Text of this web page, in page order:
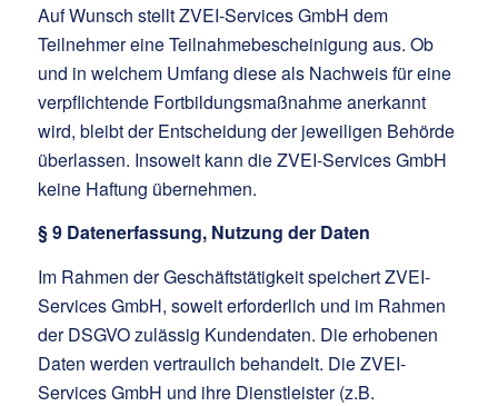
Auf Wunsch stellt ZVEI-Services GmbH dem
Teilnehmer eine Teilnahmebescheinigung aus. Ob
und in welchem Umfang diese als Nachweis für eine
verpflichtende Fortbildungsmaßnahme anerkannt
wird, bleibt der Entscheidung der jeweiligen Behörde
überlassen. Insoweit kann die ZVEI-Services GmbH
keine Haftung übernehmen.
§ 9 Datenerfassung, Nutzung der Daten
Im Rahmen der Geschäftstätigkeit speichert ZVEI-
Services GmbH, soweit erforderlich und im Rahmen
der DSGVO zulässig Kundendaten. Die erhobenen
Daten werden vertraulich behandelt. Die ZVEI-
Services GmbH und ihre Dienstleister (z.B.